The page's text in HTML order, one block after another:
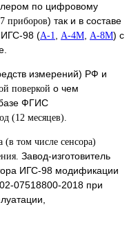
по цифровому
приборов) так и в составе
ИГС-98 (А-1, А-4М, А-8М) с
измерений) РФ и
поверкой о чем
базе ФГИС
(12 месяцев).
(в том числе сенсора)
Завод-изготовитель
ИГС-98 модификации
07518800-2018 при